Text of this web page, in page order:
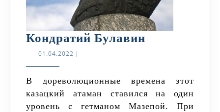
Кондратий Булавин
01.04.2022 01.04.2022
|
В дореволюционные времена этот
казацкий атаман ставился на один
уровень с гетманом Мазепой. При